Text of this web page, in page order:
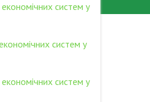
систем у
систем у
систем у